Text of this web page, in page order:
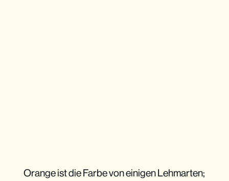
Orange ist die Farbe von einigen Lehmarten;